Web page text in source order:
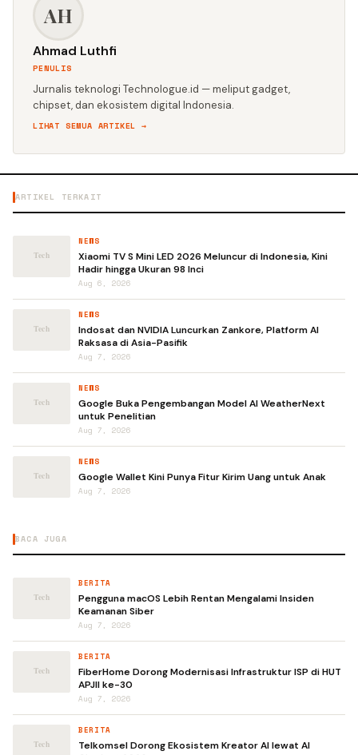
AH
Ahmad Luthfi
PENULIS
Jurnalis teknologi Technologue.id — meliput gadget,
chipset, dan ekosistem digital Indonesia.
LIHAT SEMUA ARTIKEL →
ARTIKEL TERKAIT
NEWS
Xiaomi TV S Mini LED 2026 Meluncur di Indonesia, Kini
Hadir hingga Ukuran 98 Inci
Aug 6, 2026
NEWS
Indosat dan NVIDIA Luncurkan Zankore, Platform AI
Raksasa di Asia-Pasifik
Aug 7, 2026
NEWS
Google Buka Pengembangan Model AI WeatherNext
untuk Penelitian
Aug 7, 2026
NEWS
Google Wallet Kini Punya Fitur Kirim Uang untuk Anak
Aug 7, 2026
BACA JUGA
BERITA
Pengguna macOS Lebih Rentan Mengalami Insiden
Keamanan Siber
Aug 7, 2026
BERITA
FiberHome Dorong Modernisasi Infrastruktur ISP di HUT
APJII ke-30
Aug 7, 2026
BERITA
Telkomsel Dorong Ekosistem Kreator AI lewat AI